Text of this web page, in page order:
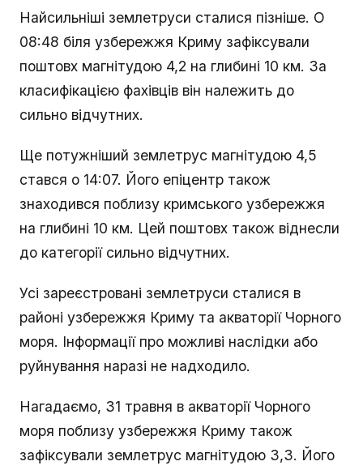
Найсильніші землетруси сталися пізніше. О
08:48 біля узбережжя Криму зафіксували
поштовх магнітудою 4,2 на глибині 10 км. За
класифікацією фахівців він належить до
сильно відчутних.
Ще потужніший землетрус магнітудою 4,5
стався о 14:07. Його епіцентр також
знаходився поблизу кримського узбережжя
на глибині 10 км. Цей поштовх також віднесли
до категорії сильно відчутних.
Усі зареєстровані землетруси сталися в
районі узбережжя Криму та акваторії Чорного
моря. Інформації про можливі наслідки або
руйнування наразі не надходило.
Нагадаємо, 31 травня в акваторії Чорного
моря поблизу узбережжя Криму також
зафіксували землетрус магнітудою 3,3. Його